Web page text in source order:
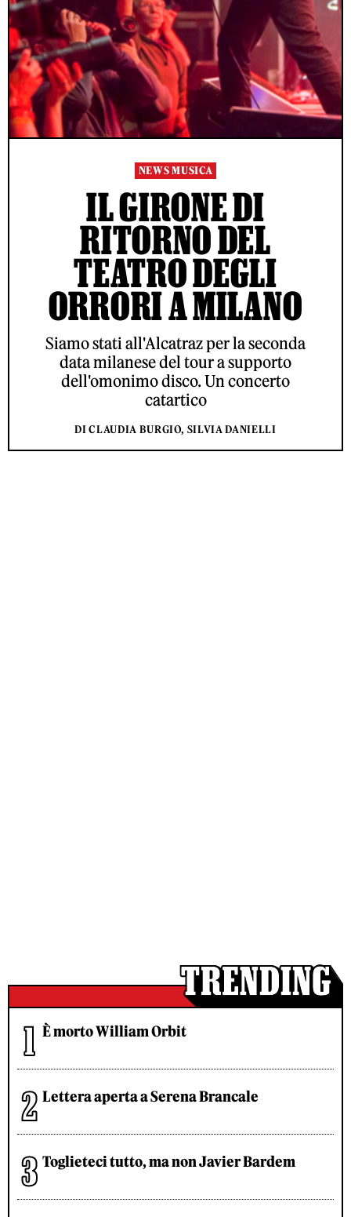
NEWS MUSICA
IL GIRONE DI
RITORNO DEL
TEATRO DEGLI
ORRORI A MILANO
Siamo stati all'Alcatraz per la seconda
data milanese del tour a supporto
dell'omonimo disco. Un concerto
catartico
DI CLAUDIA BURGIO, SILVIA DANIELLI
È morto William Orbit
Lettera aperta a Serena Brancale
Toglieteci tutto, ma non Javier Bardem